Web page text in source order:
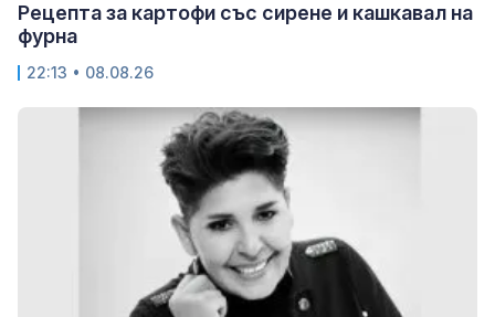
Рецепта за картофи със сирене и кашкавал на
фурна
22:13 • 08.08.26